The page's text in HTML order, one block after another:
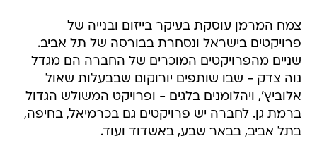
צמח המרמן עוסקת בעיקר בייזום ובנייה של
פרויקטים בישראל ונסחרת בבורסה של תל אביב.
שניים מהפרויקטים המוכרים של החברה הם מגדל
נוה צדק - שבו שותפים יורוקום שבבעלות שאול
אלוביץ', ויהלומנים בלגים - ופרויקט המשולש הגדול
ברמת גן. לחברה יש פרויקטים גם בכרמיאל, בחיפה,
בתל אביב, בבאר שבע, באשדוד ועוד.